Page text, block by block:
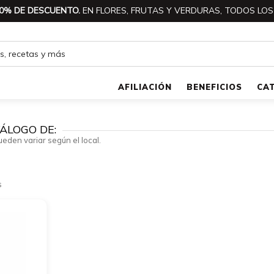
DE DESCUENTO. EN FLORES, FRUTAS Y VERDURAS, TODOS
AFILIACIÓN BENEFICIOS
DE:
variar según el local.